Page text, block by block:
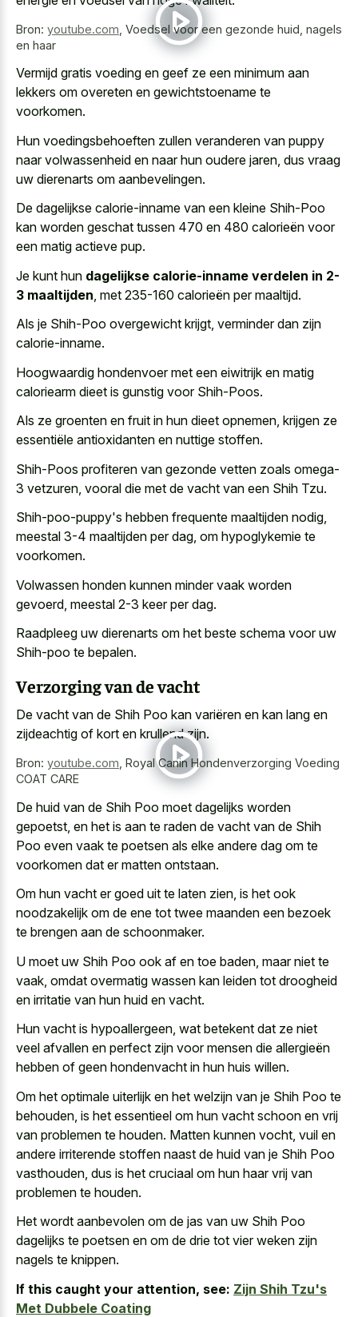
Bron: youtube.com Voedsel voor een gezonde huid, nagels
en haar
Vermijd gratis voeding en geef ze een minimum aan
lekkers om overeten en gewichtstoename te
voorkomen.
Hun voedingsbehoeften zullen veranderen van puppy
naar volwassenheid en naar hun oudere jaren, dus vraag
uw dierenarts om aanbevelingen.
De dagelijkse calorie-inname van een kleine Shih-Poo
kan worden geschat tussen 470 en 480 calorieën voor
een matig actieve pup.
Je kunt hun dagelijkse calorie-inname verdelen in 2-
3 maaltijden , met 235-160 calorieën per maaltijd.
Als je Shih-Poo overgewicht krijgt, verminder dan zijn
calorie-inname.
Hoogwaardig hondenvoer met een eiwitrijk en matig
caloriearm dieet is gunstig voor Shih-Poos.
Als ze groenten en fruit in hun dieet opnemen, krijgen ze
essentiële antioxidanten en nuttige stoffen.
Shih-Poos profiteren van gezonde vetten zoals omega-
3 vetzuren, vooral die met de vacht van een Shih Tzu.
Shih-poo-puppy's hebben frequente maaltijden nodig,
meestal 3-4 maaltijden per dag, om hypoglykemie te
voorkomen.
Volwassen honden kunnen minder vaak worden
gevoerd, meestal 2-3 keer per dag.
Raadpleeg uw dierenarts om het beste schema voor uw
Shih-poo te bepalen.
Verzorging van de vacht
De vacht van de Shih Poo kan variëren en kan lang en
zijdeachtig of kort en krullend zijn.
Bron: youtube.com Royal Canin Hondenverzorging Voeding
COAT CARE
De huid van de Shih Poo moet dagelijks worden
gepoetst, en het is aan te raden de vacht van de Shih
Poo even vaak te poetsen als elke andere dag om te
voorkomen dat er matten ontstaan.
Om hun vacht er goed uit te laten zien, is het ook
noodzakelijk om de ene tot twee maanden een bezoek
te brengen aan de schoonmaker.
U moet uw Shih Poo ook af en toe baden, maar niet te
vaak, omdat overmatig wassen kan leiden tot droogheid
en irritatie van hun huid en vacht.
Hun vacht is hypoallergeen, wat betekent dat ze niet
veel afvallen en perfect zijn voor mensen die allergieën
hebben of geen hondenvacht in hun huis willen.
Om het optimale uiterlijk en het welzijn van je Shih Poo te
behouden, is het essentieel om hun vacht schoon en vrij
van problemen te houden. Matten kunnen vocht, vuil en
andere irriterende stoffen naast de huid van je Shih Poo
vasthouden, dus is het cruciaal om hun haar vrij van
problemen te houden.
Het wordt aanbevolen om de jas van uw Shih Poo
dagelijks te poetsen en om de drie tot vier weken zijn
nagels te knippen.
If this caught your attention, see: Zijn Shih Tzu's
Met Dubbele Coating